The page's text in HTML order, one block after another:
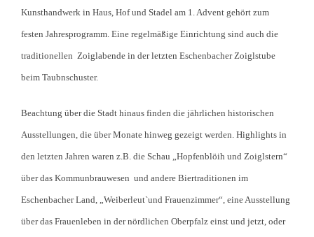
Kunsthandwerk in Haus, Hof und Stadel am 1. Advent gehört zum
festen Jahresprogramm. Eine regelmäßige Einrichtung sind auch die
traditionellen Zoiglabende in der letzten Eschenbacher Zoiglstube
beim Taubnschuster.
Beachtung über die Stadt hinaus finden die jährlichen historischen
Ausstellungen, die über Monate hinweg gezeigt werden. Highlights in
den letzten Jahren waren z.B. die Schau „Hopfenblöih und Zoiglstern“
über das Kommunbrauwesen und andere Biertraditionen im
Eschenbacher Land, „Weiberleut`und Frauenzimmer“, eine Ausstellung
über das Frauenleben in der nördlichen Oberpfalz einst und jetzt, oder